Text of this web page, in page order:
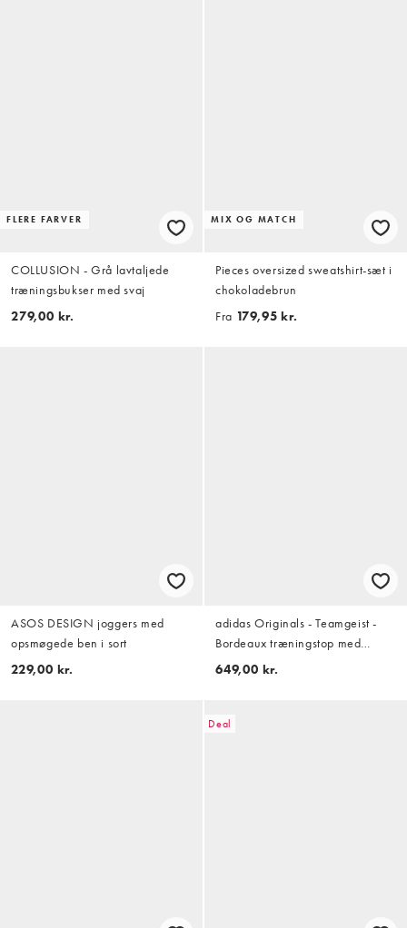
FLERE FARVER
COLLUSION - Grå lavtaljede
træningsbukser med svaj
279,00 kr.
MIX OG MATCH
Pieces oversized sweatshirt-sæt i
chokoladebrun
Fra 179,95 kr.
ASOS DESIGN joggers med
opsmøgede ben i sort
229,00 kr.
adidas Originals - Teamgeist -
Bordeaux træningstop med
reflekterende sølvfarvede
649,00 kr.
Deal